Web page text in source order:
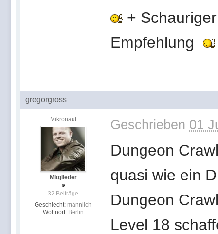
+
Empfehlung
gregorgross
Mikronaut
Mitglieder
32 Beiträge
Geschlecht: männlich
Wohnort: Berlin
Geschrieben 01
Dungeon
quasi wie ein
Dungeon
Level 18